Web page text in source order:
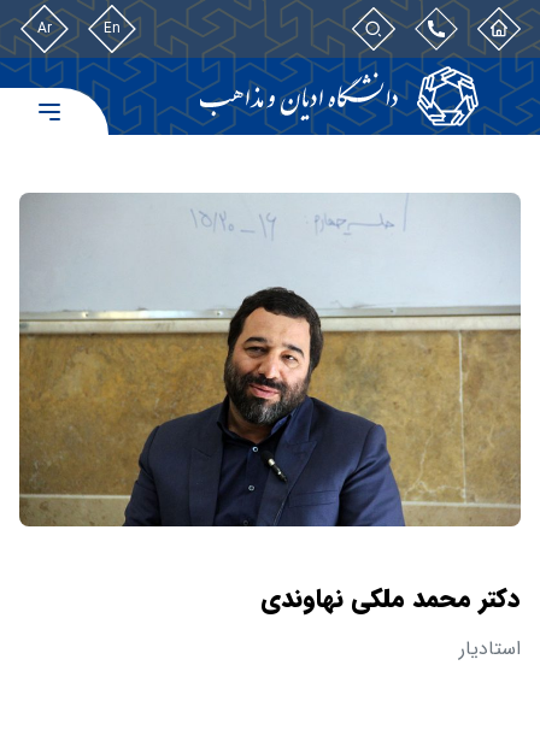
En
Ar
دکتر محمد ملکی نهاوندی
استادیار